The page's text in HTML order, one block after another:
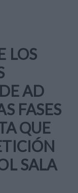
LOS
AD
FASES
QUE
SALA